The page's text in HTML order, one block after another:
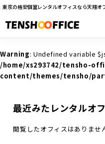
Warning: Undefined variable
/home/xs293742/tensho-
content/themes/tensho/
東京の格安個室レンタルオフィスなら天翔オ
最近みたレンタルオ
閲覧したオフィスはありませ